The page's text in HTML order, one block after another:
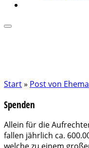
Start» Post von
Spenden
Allein für die
fallen jährlich ca.